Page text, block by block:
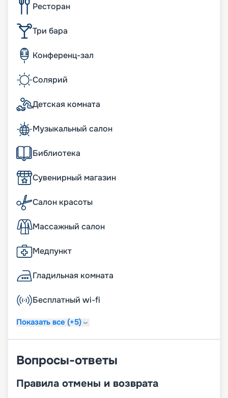
Ресторан
Три бара
Конференц-зал
Солярий
Детская комната
Музыкальный салон
Библиотека
Сувенирный магазин
Салон красоты
Массажный салон
Медпункт
Гладильная комната
Бесплатный wi-fi
Показать все (+5)
Вопросы-ответы
Правила отмены и возврата